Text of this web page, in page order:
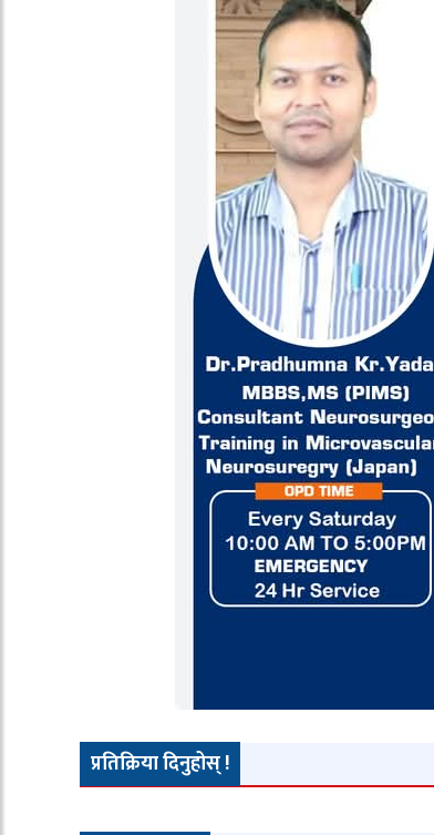
प्रतिक्रिया दिनुहोस् !